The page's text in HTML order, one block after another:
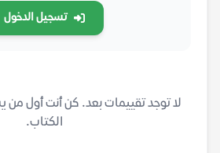
تسجيل الدخول
لا توجد تقييمات بعد. كن أنت أول من
الكتاب.